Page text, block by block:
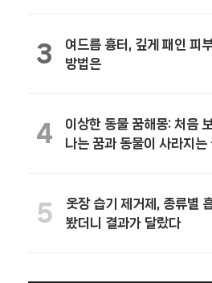
3
여드름 흉터, 깊게 패인 피
방법은
4
이상한 동물 꿈해몽: 처음
나는 꿈과 동물이 사라지는
5
옷장 습기 제거제, 종류별
봤더니 결과가 달랐다